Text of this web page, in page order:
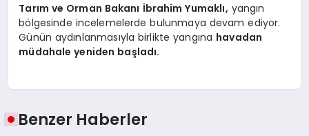
Tarım ve Orman Bakanı İbrahim Yumaklı, yangın
bölgesinde incelemelerde bulunmaya devam ediyor.
Günün aydınlanmasıyla birlikte yangına havadan
müdahale yeniden başladı.
Benzer Haberler